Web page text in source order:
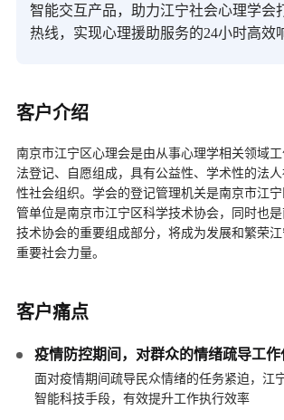
智能交互产品，助力江宁社会心理学会
热线，实现心理援助服务的24小时高效
客户介绍
南京市江宁区心理会是由从事心理学相关领域
法登记、自愿组成，具有公益性、学术性的法
性社会组织。学会的登记管理机关是南京市江
管单位是南京市江宁区科学技术协会，同时也
技术协会的重要组成部分，将成为发展和繁荣
重要社会力量。
客户痛点
疫情防控期间，对群众的情绪疏导工作
面对疫情期间疏导民众情绪的任务紧迫，江
智能科技手段，有效提升工作执行效率